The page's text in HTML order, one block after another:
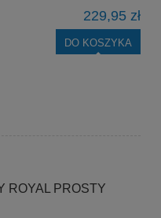
229,95 zł
DO KOSZYKA
ROYAL PROSTY